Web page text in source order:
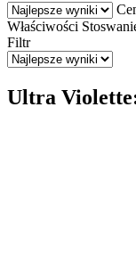
Właściwości
Filtr
Ultra